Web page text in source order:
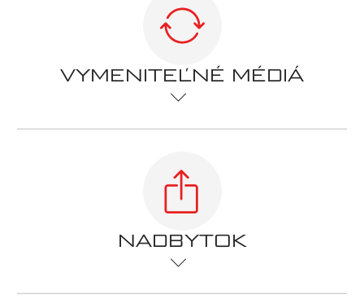
VYMENITEĽNÉ MÉDIÁ
DVD, novšie Blu-Ray disky alebo USB flash
prostredia, no pre väčšie objemy dát
budete musieť zálohovať na viacero diskov,
čo môže skomplikovať obnovu. Tiež sa
musíte uistiť, že zálohy ukladáte na
NADBYTOK